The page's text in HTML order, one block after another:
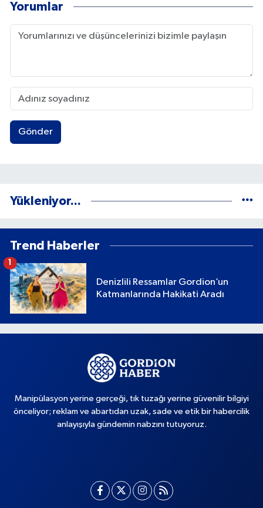
Yorumlar
Gönder
Yükleniyor...
Trend Haberler
Denizlili Ressamlar Gordion’un
Katmanlarında Hakikati Aradı
1
Manipülasyon yerine gerçeği, tık tuzağı yerine güvenilir bilgiyi
önceliyor; reklam ve abartıdan uzak, sade ve etik bir habercilik
anlayışıyla gündemin nabzını tutuyoruz.